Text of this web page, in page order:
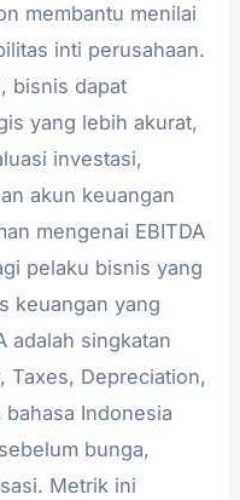
membantu menilai
inti perusahaan.
bisnis dapat
yang lebih akurat,
investasi,
akun keuangan
mengenai EBITDA
pelaku bisnis yang
keuangan yang
adalah singkatan
Taxes, Depreciation,
Indonesia
bunga,
Metrik ini